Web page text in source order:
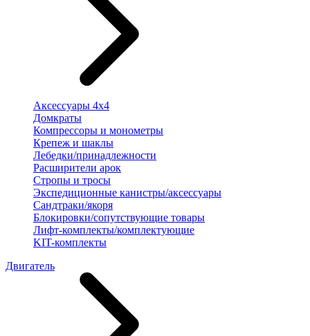
Аксессуары 4х4
Домкраты
Компрессоры и монометры
Крепеж и шаклы
Лебедки/принадлежности
Расширители арок
Стропы и тросы
Экспедиционные канистры/аксессуары
Сандтраки/якоря
Блокировки/сопутствующие товары
Лифт-комплекты/комплектующие
KIT-комплекты
Двигатель